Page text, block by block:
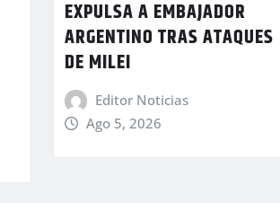
EXPULSA A EMBAJADOR
ARGENTINO TRAS ATAQUES
DE MILEI
Editor Noticias
Ago 5, 2026